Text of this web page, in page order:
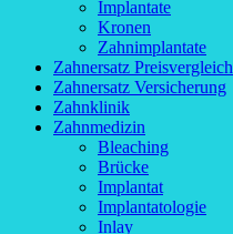
Implantate
Kronen
Zahnimplantate
Zahnersatz Preisvergleich
Zahnersatz Versicherung
Zahnklinik
Zahnmedizin
Bleaching
Brücke
Implantat
Implantatologie
Inlay